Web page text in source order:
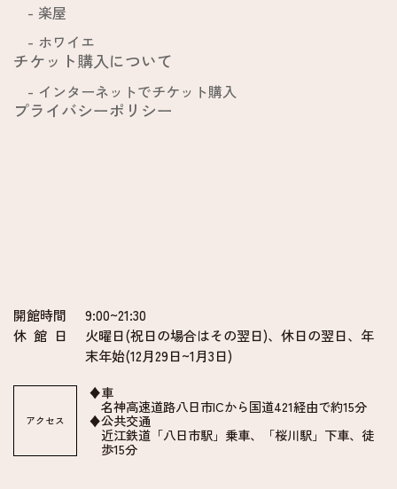
楽屋
ホワイエ
チケット購入について
インターネットでチケット購入
プライバシーポリシー
開館時間
9:00~21:30
休 館 日
火曜日(祝日の場合はその翌日)、 休日の翌日、年
末年始(12月29日~1月3日)
アクセス
♦車
名神高速道路八日市ICから国道421経由で約15分
♦公共交通
近江鉄道「八日市駅」乗車、「桜川駅」下車、徒
歩15分